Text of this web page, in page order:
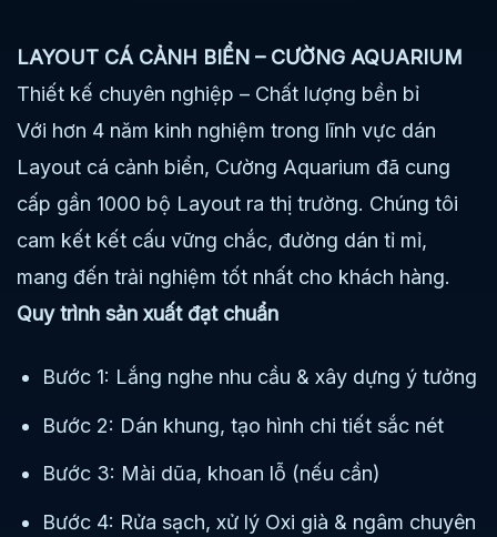
LAYOUT CÁ CẢNH BIỂN – CƯỜNG AQUARIUM
Thiết kế chuyên nghiệp – Chất lượng bền bỉ
Với hơn 4 năm kinh nghiệm trong lĩnh vực dán
Layout cá cảnh biển, Cường Aquarium đã cung
cấp gần 1000 bộ Layout ra thị trường. Chúng tôi
cam kết kết cấu vững chắc, đường dán tỉ mỉ,
mang đến trải nghiệm tốt nhất cho khách hàng.
Quy trình sản xuất đạt chuẩn
Bước 1: Lắng nghe nhu cầu & xây dựng ý tưởng
Bước 2: Dán khung, tạo hình chi tiết sắc nét
Bước 3: Mài dũa, khoan lỗ (nếu cần)
Bước 4: Rửa sạch, xử lý Oxi già & ngâm chuyên